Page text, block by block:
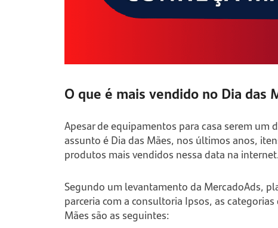
O que é mais vendido no Dia das
Apesar de equipamentos para casa serem
assunto é Dia das Mães, nos últimos anos,
produtos mais vendidos nessa data na
Segundo um levantamento da MercadoAds,
parceria com a consultoria Ipsos, as
Mães são as seguintes: